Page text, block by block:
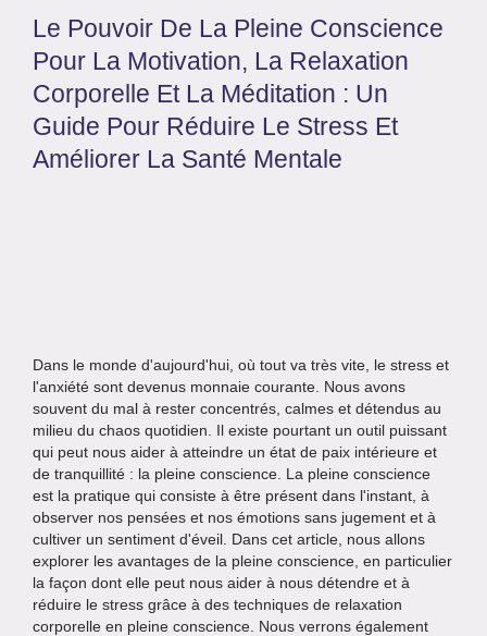
Le Pouvoir De La Pleine Conscience
Pour La Motivation, La Relaxation
Corporelle Et La Méditation : Un
Guide Pour Réduire Le Stress Et
Améliorer La Santé Mentale
Dans le monde d'aujourd'hui, où tout va très vite, le stress et
l'anxiété sont devenus monnaie courante. Nous avons
souvent du mal à rester concentrés, calmes et détendus au
milieu du chaos quotidien. Il existe pourtant un outil puissant
qui peut nous aider à atteindre un état de paix intérieure et
de tranquillité : la pleine conscience. La pleine conscience
est la pratique qui consiste à être présent dans l'instant, à
observer nos pensées et nos émotions sans jugement et à
cultiver un sentiment d'éveil. Dans cet article, nous allons
explorer les avantages de la pleine conscience, en particulier
la façon dont elle peut nous aider à nous détendre et à
réduire le stress grâce à des techniques de relaxation
corporelle en pleine conscience. Nous verrons également